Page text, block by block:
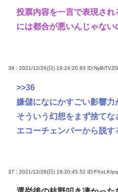
投票内容を一言で表現さ
には都合が悪いんじゃない
39 : 2021/12/26(日) 19:24:20.93
>>36
嫌儲になにかすごい影響力
そういう幻想をまず捨てな
エコーチェンバーから脱す
37 : 2021/12/26(日) 19:20:45.52